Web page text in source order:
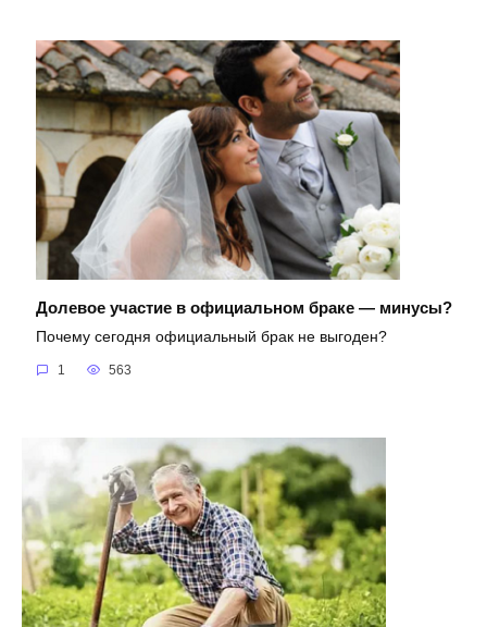
Долевое участие в официальном браке — минусы?
Почему сегодня официальный брак не выгоден?
1 563